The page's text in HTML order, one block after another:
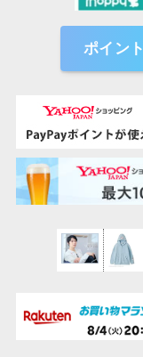
ポイン